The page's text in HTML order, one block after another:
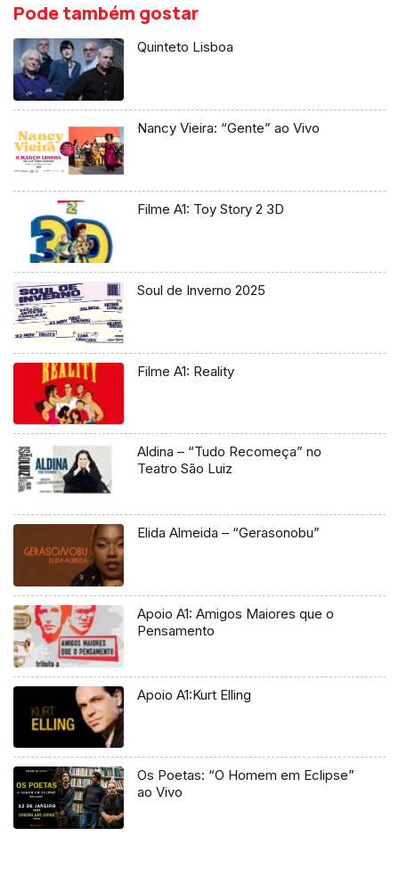
Pode também gostar
Quinteto Lisboa
Nancy Vieira: “Gente” ao Vivo
Filme A1: Toy Story 2 3D
Soul de Inverno 2025
Filme A1: Reality
Aldina – “Tudo Recomeça” no
Teatro São Luiz
Elida Almeida – “Gerasonobu”
Apoio A1: Amigos Maiores que o
Pensamento
Apoio A1:Kurt Elling
Os Poetas: “O Homem em Eclipse”
ao Vivo